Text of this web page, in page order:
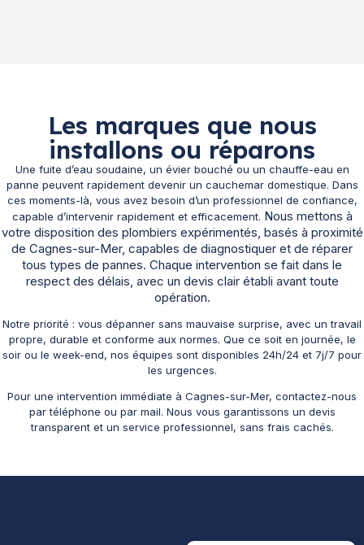
Les marques que nous
installons ou réparons
Une fuite d’eau soudaine, un évier bouché ou un chauffe-eau en
panne peuvent rapidement devenir un cauchemar domestique. Dans
ces moments-là, vous avez besoin d’un professionnel de confiance,
capable d’intervenir rapidement et efficacement. Nous mettons à
votre disposition des plombiers expérimentés, basés à proximité
de Cagnes-sur-Mer, capables de diagnostiquer et de réparer
tous types de pannes. Chaque intervention se fait dans le
respect des délais, avec un devis clair établi avant toute
opération.
Notre priorité : vous dépanner sans mauvaise surprise, avec un travail
propre, durable et conforme aux normes. Que ce soit en journée, le
soir ou le week-end, nos équipes sont disponibles 24h/24 et 7j/7 pour
les urgences.
Pour une intervention immédiate à Cagnes-sur-Mer, contactez-nous
par téléphone ou par mail. Nous vous garantissons un devis
transparent et un service professionnel, sans frais cachés.